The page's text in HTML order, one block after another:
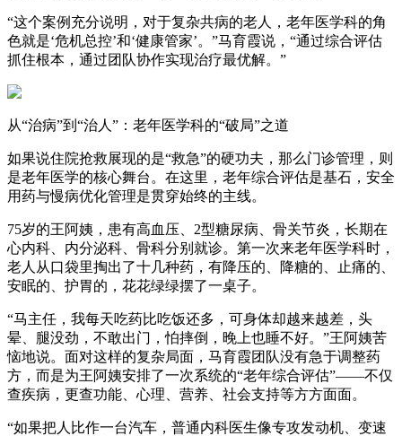
“这个案例充分说明，对于复杂共病的老人，老年医学科的角
色就是‘危机总控’和‘健康管家’。”马育霞说，“通过综合评估
抓住根本，通过团队协作实现治疗最优解。”
从“治病”到“治人”：老年医学科的“破局”之道
如果说住院抢救展现的是“救急”的硬功夫，那么门诊管理，则
是老年医学的核心舞台。在这里，老年综合评估是基石，安全
用药与慢病优化管理是贯穿始终的主线。
75岁的王阿姨，患有高血压、2型糖尿病、骨关节炎，长期在
心内科、内分泌科、骨科分别就诊。第一次来老年医学科时，
老人从口袋里掏出了十几种药，有降压的、降糖的、止痛的、
安眠的、护胃的，花花绿绿摆了一桌子。
“马主任，我每天吃药比吃饭还多，可身体却越来越差，头
晕、腿没劲，不敢出门，怕摔倒，晚上也睡不好。”王阿姨苦
恼地说。面对这样的复杂局面，马育霞团队没有急于调整药
方，而是为王阿姨安排了一次系统的“老年综合评估”——不仅
查疾病，更查功能、心理、营养、社会支持等方方面面。
“如果把人比作一台汽车，普通内科医生像专攻发动机、变速